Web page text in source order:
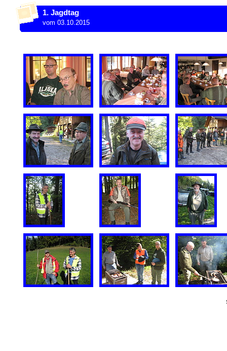
1. Jagdtag
vom 03.10.2015